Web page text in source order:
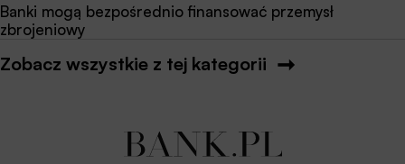
Banki mogą bezpośrednio finansować przemysł
zbrojeniowy
Zobacz wszystkie z tej kategorii